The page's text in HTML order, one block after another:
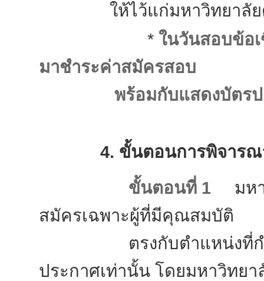
ให้ไว้แก่มหาวิทยาลัยด้
* ในวันสอบข้อ
มาชำระค่าสมัครสอบ
พร้อมกับแสดงบัตร
4. ขั้นตอนการพิจารณา
ขั้นตอนที่ 1 มหา
สมัครเฉพาะผู้ที่มีคุณสมบัติ
ตรงกับตำแหน่งที่กำหน
ประกาศเท่านั้น โดยมหาวิทยา